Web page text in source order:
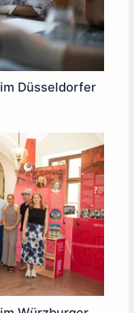
Düsseldorfer